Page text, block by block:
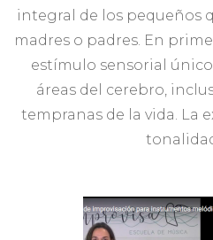
integral de los pequeños
madres o padres. En
estímulo sensorial
áreas del cerebro,
tempranas de la vida. La